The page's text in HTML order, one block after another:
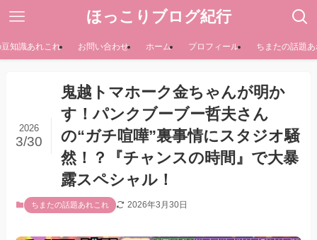
ほっこりブログ紀行
知識あれこれ お問い合わせ ホーム プロフィール ちまたの話題
鬼越トマホーク金ちゃんが明か
す！パンクブーブー哲夫さん
の“ガチ喧嘩”裏事情にスタジオ騒
然！？『チャンスの時間』で大暴
露スペシャル！
2026
3/30
ちまたの話題あれこれ 2026年3月30日